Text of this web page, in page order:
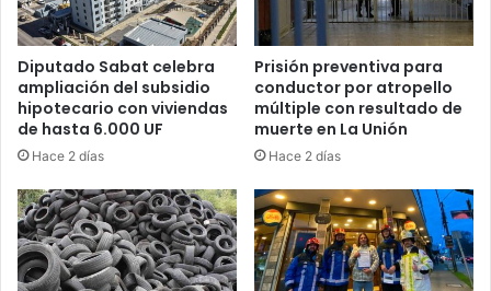
Diputado Sabat celebra
ampliación del subsidio
hipotecario con viviendas
de hasta 6.000 UF
Hace 2 días
Prisión preventiva para
conductor por atropello
múltiple con resultado de
muerte en La Unión
Hace 2 días